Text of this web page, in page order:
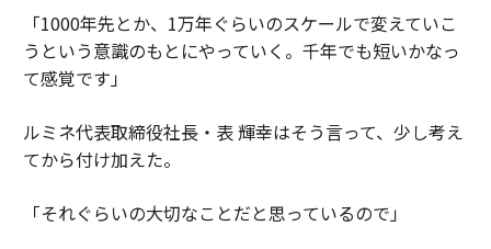
「1000年先とか、1万年ぐらいのスケールで変えていこ
うという意識のもとにやっていく。千年でも短いかなっ
て感覚です」
ルミネ代表取締役社長・表 輝幸はそう言って、少し考え
てから付け加えた。
「それぐらいの大切なことだと思っているので」